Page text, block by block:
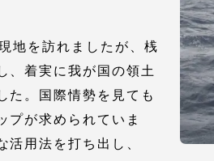
地を訪れましたが、桟
、着実に我が国の領土
た。国際情勢を見ても
プが求められていま
活用法を打ち出し、